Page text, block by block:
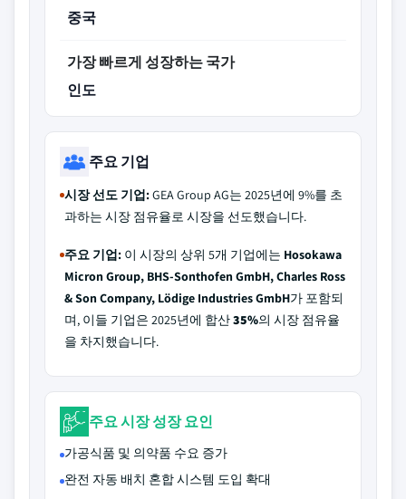
중국
가장 빠르게 성장하는 국가
인도
주요 기업
시장 선도 기업:GEA Group AG는 2025년에 9%를 초
과하는 시장 점유율로 시장을 선도했습니다.
주요 기업: 이 시장의 상위 5개 기업에는 Hosokawa
Micron Group, BHS-Sonthofen GmbH, Charles Ross
& Son Company, Lödige Industries GmbH가 포함되
며, 이들 기업은 2025년에 합산35%의 시장 점유율
을 차지했습니다.
주요 시장 성장 요인
가공식품 및 의약품 수요 증가
완전 자동 배치 혼합 시스템 도입 확대